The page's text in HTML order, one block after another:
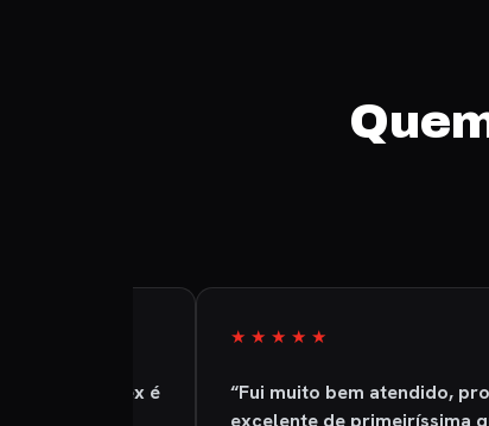
★★★★★
“Fui muito bem atendido, produto
excelente de primeiríssima